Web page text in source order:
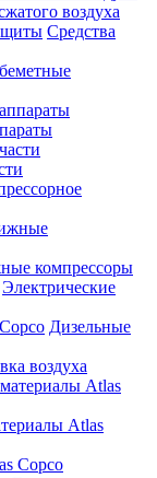
воздуха
Средства
компрессоры
Электрические
Дизельные
воздуха
Atlas
Copco